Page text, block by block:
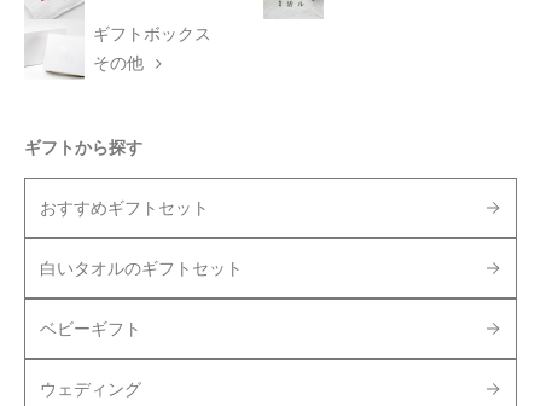
ギフトボックス
その他
ギフトから探す
おすすめギフトセット
白いタオルのギフトセット
ベビーギフト
ウェディング